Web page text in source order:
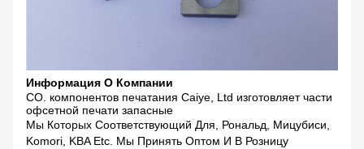
Информация О Компании
CO. компонентов печатания Caiye, Ltd изготовляет части
офсетной печати запасные
Мы Которых Соответствующий Для, Рональд, Мицубиси,
Komori, KBA Etc. Мы Принять Оптом И В Розницу